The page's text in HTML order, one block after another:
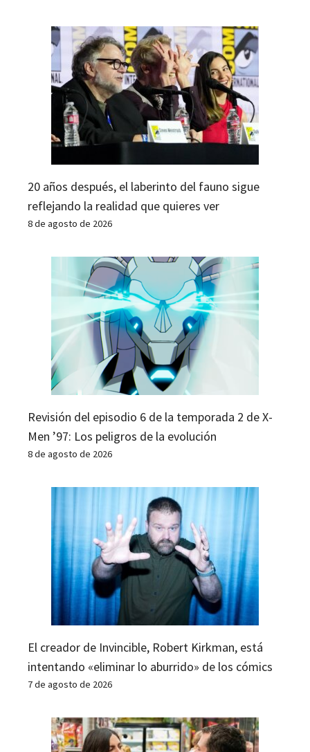
20 años después, el laberinto del fauno sigue
reflejando la realidad que quieres ver
8 de agosto de 2026
Revisión del episodio 6 de la temporada 2 de X-
Men ’97: Los peligros de la evolución
8 de agosto de 2026
El creador de Invincible, Robert Kirkman, está
intentando «eliminar lo aburrido» de los cómics
7 de agosto de 2026